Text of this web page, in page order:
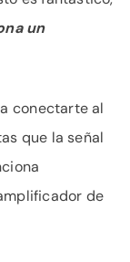
un
conectarte al
que la señal
de